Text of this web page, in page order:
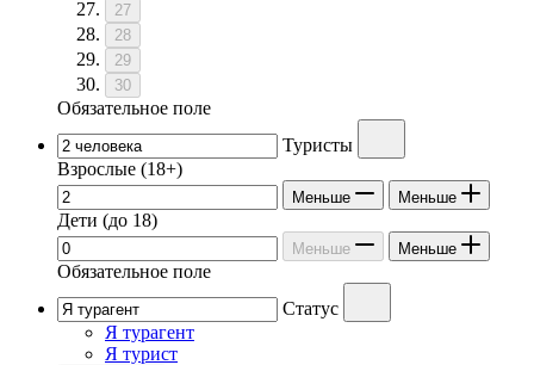
27
28
29
30
Обязательное поле
Туристы
Взрослые (18+)
Меньше Меньше
Дети (до 18)
Меньше Меньше
Обязательное поле
Статус
Я турагент
Я турист